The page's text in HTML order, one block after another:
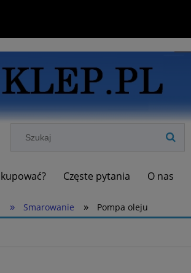
kupować? Częste pytania O nas
» Smarowanie » Pompa oleju